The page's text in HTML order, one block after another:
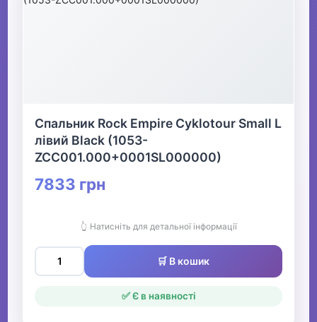
Спальник Rock Empire Cyklotour Small L
лівий Black (1053-
ZCC001.000+0001SL000000)
7833 грн
👆 Натисніть для детальної інформації
🛒 В кошик
✅ Є в наявності